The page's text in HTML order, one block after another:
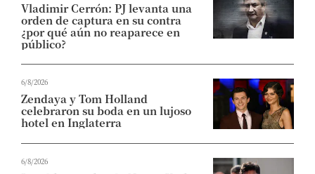
Vladimir Cerrón: PJ levanta una
orden de captura en su contra
¿por qué aún no reaparece en
público?
6/8/2026
Zendaya y Tom Holland
celebraron su boda en un lujoso
hotel en Inglaterra
6/8/2026